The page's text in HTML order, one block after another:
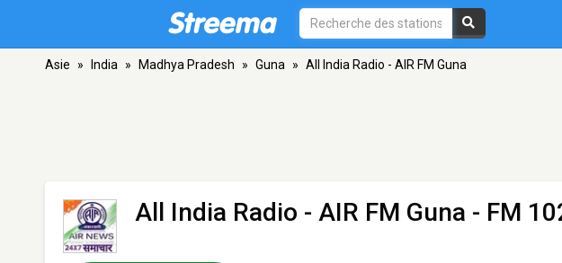
Asie » India » Madhya Pradesh » Guna » All India Radio - AIR FM Guna
All India Radio - AIR FM Guna - FM